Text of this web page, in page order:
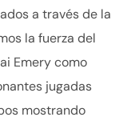
a través de la
la fuerza del
Emery como
jugadas
mostrando